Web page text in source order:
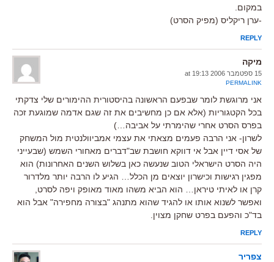
במקום.
-ערן ריקליס (מפיק הסרט)
REPLY
מיקה
15 ספטמבר 2006 at 19:13
PERMALINK
אני מרוגשת לומר שבפעם הראשונה בהיסטורית ההימורים שלי צדקתי
בכל הקטגוריות (אלא אם כן מחשיבים את זה שגם אדמה שמוגעת זכה
בפרס הסרט אחרי שהימרתי על אביבה…)
לשרון- אני הרבה פעמים מצאתי את עצמי אמביוולנטית מול המשחק
של אסי דיין אבל אי דווקא חושבת שב"דברים מאחורי השמש (שבעייני
היה הסרט הישראלי הטוב שנעשה כאן בשלוש השנים האחרונות) הוא
מפגין רגישות וכישרון יוצאים מן הכלל… הגיע לו הרבה יותר מלדרור
קרן או לאיתי טיראן… הוא הביא משהו מאוד מאופק ויפה לסרט,
ואפשר לשנוא אותו או להגיד שהוא מתנהג "בצורה מחפירה" אבל הוא
בד"כ והפעם בפרט שחקן מצוין.
REPLY
צפריר